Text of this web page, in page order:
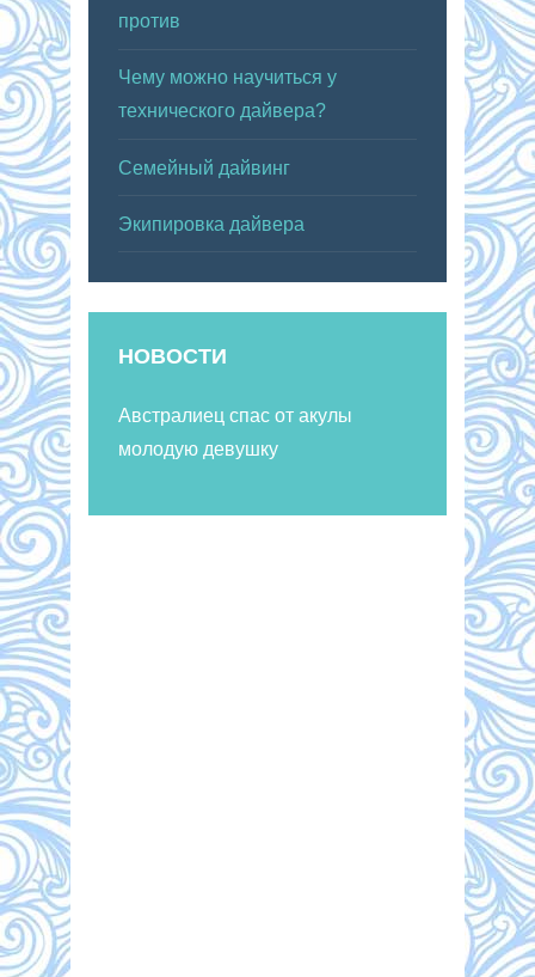
против
Чему можно научиться у
технического дайвера?
Семейный дайвинг
Экипировка дайвера
НОВОСТИ
Австралиец спас от акулы
молодую девушку